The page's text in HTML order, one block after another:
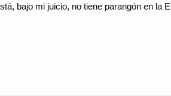
bajo mi juicio, no tiene parangón en la